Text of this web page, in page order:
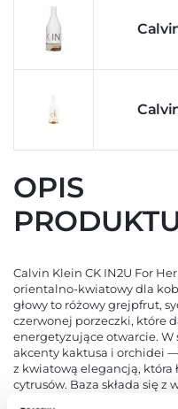
OPIS
Calvin Klein CK IN2U For
orientalno-kwiatowy dla
głowy to różowy grejpfrut,
czerwonej porzeczki, które
energetyzujące otwarcie.
akcenty kaktusa i orchidei
z kwiatową elegancją, która
cytrusów. Baza składa się